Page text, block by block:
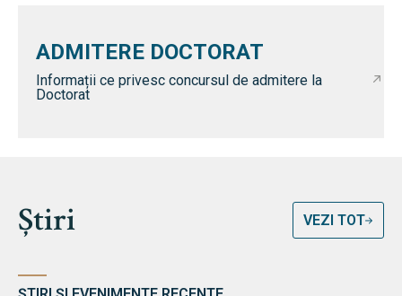
ADMITERE DOCTORAT
Informații ce privesc concursul de admitere la
Doctorat
Știri VEZI TOT